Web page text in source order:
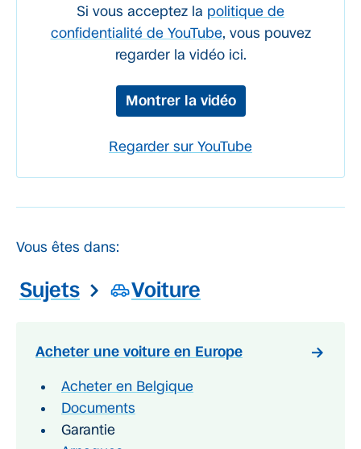
Si vous acceptez la politique de
confidentialité de YouTube, vous pouvez
regarder la vidéo ici.
Montrer la vidéo
Regarder sur YouTube
Vous êtes dans:
Sujets Voiture
Acheter une voiture en Europe
Acheter en Belgique
Documents
Garantie